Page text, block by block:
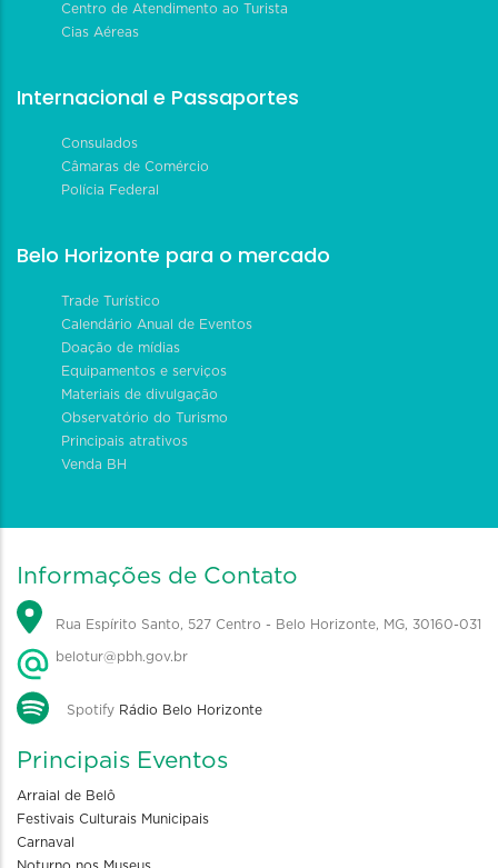
Centro de Atendimento ao Turista
Cias Aéreas
Internacional e Passaportes
Consulados
Câmaras de Comércio
Polícia Federal
Belo Horizonte para o mercado
Trade Turístico
Calendário Anual de Eventos
Doação de mídias
Equipamentos e serviços
Materiais de divulgação
Observatório do Turismo
Principais atrativos
Venda BH
Informações de Contato
Rua Espírito Santo, 527 Centro - Belo Horizonte, MG, 30160-031
belotur@pbh.gov.br
Spotify Rádio Belo Horizonte
Principais Eventos
Arraial de Belô
Festivais Culturais Municipais
Carnaval